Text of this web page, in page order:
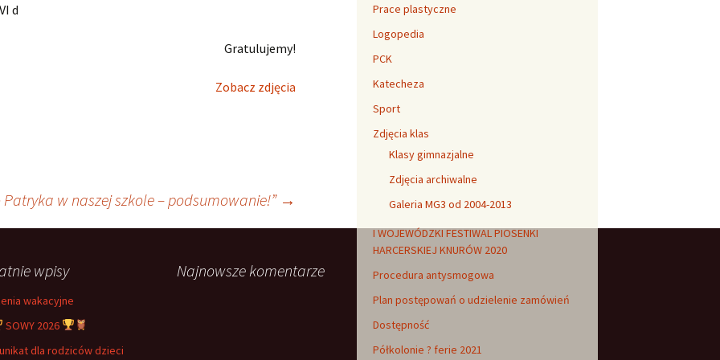
d
Gratulujemy!
Zobacz zdjęcia
Patryka w naszej szkole – podsumowanie!” →
Prace plastyczne
Logopedia
PCK
Katecheza
Sport
Zdjęcia klas
Klasy gimnazjalne
Zdjęcia archiwalne
Galeria MG3 od 2004-2013
I WOJEWÓDZKI FESTIWAL PIOSENKI
HARCERSKIEJ KNURÓW 2020
Procedura antysmogowa
Plan postępowań o udzielenie zamówień
Dostępność
Półkolonie ? ferie 2021
wpisy
wakacyjne
SOWY 2026
dla rodziców dzieci
Najnowsze komentarze